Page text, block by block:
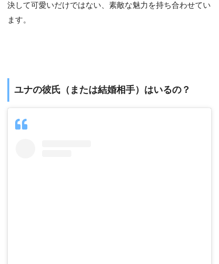
決して可愛いだけではない、素敵な魅力を持ち合わせてい
ます。
ユナの彼氏（または結婚相手）はいるの？